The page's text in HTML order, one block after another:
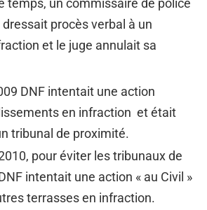
temps, un commissaire de police
procès verbal à un
et le juge annulait sa
DNF intentait une action
en infraction et était
tribunal de proximité.
pour éviter les tribunaux de
intentait une action « au Civil »
terrasses en infraction.